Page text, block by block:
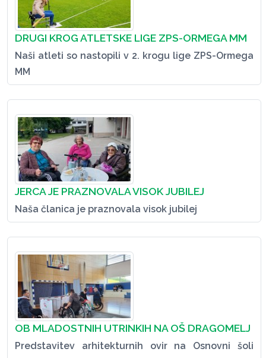
DRUGI KROG ATLETSKE LIGE ZPS-ORMEGA MM
Naši atleti so nastopili v 2. krogu lige ZPS-Ormega
MM
JERCA JE PRAZNOVALA VISOK JUBILEJ
Naša članica je praznovala visok jubilej
OB MLADOSTNIH UTRINKIH NA OŠ DRAGOMELJ
Predstavitev arhitekturnih ovir na Osnovni šoli